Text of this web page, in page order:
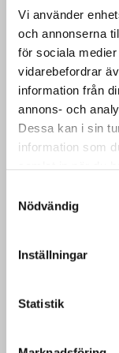
Vi använder
och annonserna
för sociala
vidarebefordrar
information från
annons- och
Dessa kan i sin
information som
Nödvändig
Inställningar
Statistik
hållbarhetsmål.